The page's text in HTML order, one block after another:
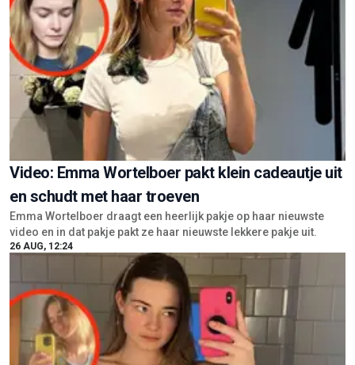
Video: Emma Wortelboer pakt klein cadeautje uit
en schudt met haar troeven
Emma Wortelboer draagt een heerlijk pakje op haar nieuwste
video en in dat pakje pakt ze haar nieuwste lekkere pakje uit.
26 AUG, 12:24